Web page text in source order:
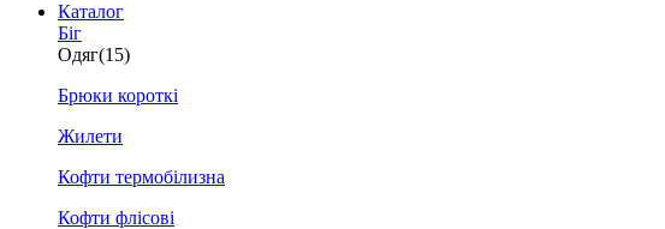
Каталог
Біг
Одяг(15)
Брюки короткі
Жилети
Кофти термобілизна
Кофти флісові